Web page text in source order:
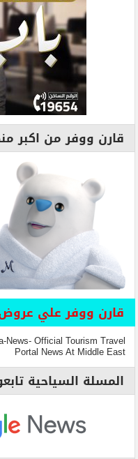
قارن ووفر من اكبر
قارن ووفر علي عروض
News- Official Tourism Travel
Portal News At Middle East
المسلة السياحية